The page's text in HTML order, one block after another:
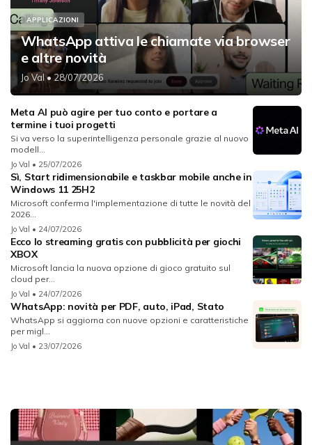
APPLICAZIONI
WhatsApp attiva le chiamate via browser
e altre novità
Jo Val• 28/07/2026
Meta AI può agire per tuo conto e portare a
termine i tuoi progetti
Si va verso la superintelligenza personale grazie al nuovo
modell...
Jo Val • 25/07/2026
Sì, Start ridimensionabile e taskbar mobile anche in
Windows 11 25H2
Microsoft conferma l'implementazione di tutte le novità del
2026...
Jo Val • 24/07/2026
Ecco lo streaming gratis con pubblicità per giochi
XBOX
Microsoft lancia la nuova opzione di gioco gratuito sul
cloud per...
Jo Val • 24/07/2026
WhatsApp: novità per PDF, auto, iPad, Stato
WhatsApp si aggiorna con nuove opzioni e caratteristiche
per migl...
Jo Val • 23/07/2026